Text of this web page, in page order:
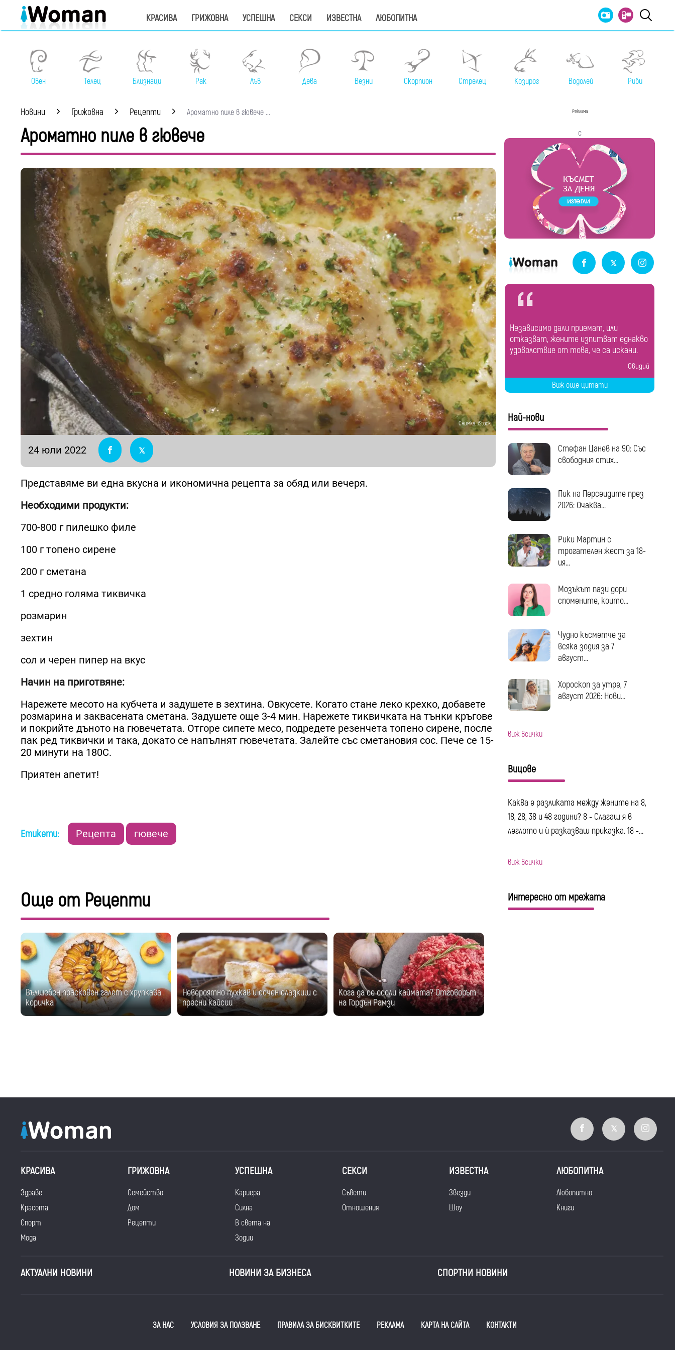
КРАСИВА ГРИЖОВНА УСПЕШНА СЕКСИ ИЗВЕСТНА ЛЮБОПИТНА
Овен Телец Близнаци Рак Лъв Дева Везни Скорпион Стрелец Козирог Водолей Риби
Новини Грижовна Рецепти Ароматно пиле в гювече ...
Ароматно пиле в гювече
Снимка: iStock
24 юли 2022
Представяме ви една вкусна и икономична рецепта за обяд или вечеря.
Необходими продукти:
700-800 г пилешко филе
100 г топено сирене
200 г сметана
1 средно голяма тиквичка
розмарин
зехтин
сол и черен пипер на вкус
Начин на приготвяне:
Нарежете месото на кубчета и задушете в зехтина. Овкусете. Когато стане леко крехко, добавете
розмарина и заквасената сметана. Задушете още 3-4 мин. Нарежете тиквичката на тънки кръгове
и покрийте дъното на гювечетата. Отгоре сипете месо, подредете резенчета топено сирене, после
пак ред тиквички и така, докато се напълнят гювечетата. Залейте със сметановия сос. Пече се 15-
20 минути на 180С.
Приятен апетит!
Етикети: Рецепта гювече
Още от Рецепти
Вълшебен прасковен галет с хрупкава
коричка
Невероятно пухкав и сочен сладкиш с
пресни кайсии
Кога да се осоли каймата? Отговорът
на Гордън Рамзи
Реклама
с
Независимо дали приемат, или
отказват, жените изпитват еднакво
удоволствие от това, че са искани.
Овидий
Виж още цитати
Най-нови
Стефан Цанев на 90: Със
свободния стих...
Пик на Персеидите през
2026: Очаква...
Рики Мартин с
трогателен жест за 18-
ия...
Мозъкът пази дори
спомените, които...
Чудно късметче за
всяка зодия за 7
август...
Хороскоп за утре, 7
август 2026: Нови...
виж всички
Вицове
Каква е разликата между жените на 8,
18, 28, 38 и 48 години? 8 - Слагаш я в
леглото и ѝ разказваш приказка. 18 -...
виж всички
Интересно от мрежата
КРАСИВА
Здраве
Красота
Спорт
Мода
ГРИЖОВНА
Семейство
Дом
Рецепти
УСПЕШНА
Кариера
Силна
В света на
Зодии
СЕКСИ
Съвети
Отношения
ИЗВЕСТНА
Звезди
Шоу
ЛЮБОПИТНА
Любопитно
Книги
АКТУАЛНИ НОВИНИ НОВИНИ ЗА БИЗНЕСА СПОРТНИ НОВИНИ
ЗА НАС УСЛОВИЯ ЗА ПОЛЗВАНЕ ПРАВИЛА ЗА БИСКВИТКИТЕ РЕКЛАМА КАРТА НА САЙТА КОНТАКТИ